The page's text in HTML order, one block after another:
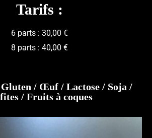
Tarifs :
6 parts : 30,00 €
8 parts : 40,00 €
/ Œuf / Lactose / Soja /
/ Fruits à coques